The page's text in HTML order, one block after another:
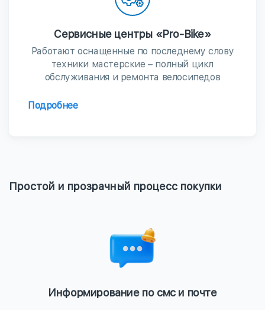
Сервисные центры «Pro-Bike»
Работают оснащенные по последнему слову
техники мастерские – полный цикл
обслуживания и ремонта велосипедов
Подробнее
Простой и прозрачный процесс покупки
Информирование по смс и почте